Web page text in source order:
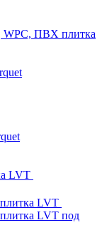
WPC, ПВХ плитка
LVT
LVT
LVT под